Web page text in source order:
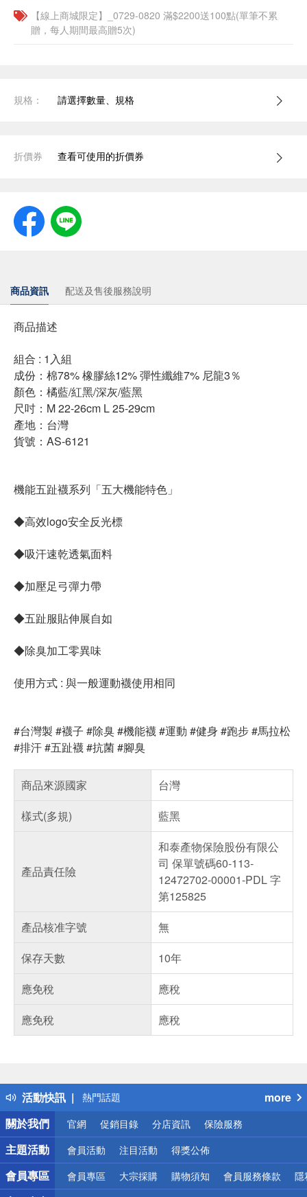
【線上商城限定】_0729-0820 滿$2200送100點(單筆不累
贈，每人期間最高贈5次)
規格： 請選擇數量、規格
折價券 查看可使用的折價券
商品資訊 配送及售後服務說明
商品描述
組合 : 1入組
成份：棉78% 橡膠絲12% 彈性纖維7% 尼龍3％
顏色：橘藍/紅黑/深灰/藍黑
尺吋：M 22-26cm L 25-29cm
產地：台灣
貨號：AS-6121
機能五趾襪系列「五大機能特色」
◆高效logo安全反光標
◆吸汗速乾透氣面料
◆加壓足弓彈力帶
◆五趾服貼伸展自如
◆除臭加工零異味
使用方式 : 與一般運動襪使用相同
#台灣製 #襪子 #除臭 #機能襪 #運動 #健身 #跑步 #馬拉松
#排汗 #五趾襪 #抗菌 #腳臭
商品來源國家
台灣
樣式(多規)
藍黑
產品責任險
和泰產物保險股份有限公
司 保單號碼60-113-
12472702-00001-PDL 字
第125825
產品核准字號
無
保存天數
10年
應免稅
應稅
應免稅
應稅
活動快訊
得獎公告
熱門話題
銀行優惠
偏遠地區配送
詐騙網頁！請小心！
more
關於我們
官網 促銷目錄 分店資訊 保險服務
主題活動 會員活動 注目活動 得獎公佈
會員專區 會員專區 大宗採購 購物須知 會員服務條款 隱